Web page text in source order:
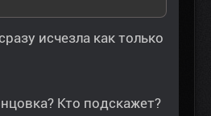
исчезла как только
Кто подскажет?